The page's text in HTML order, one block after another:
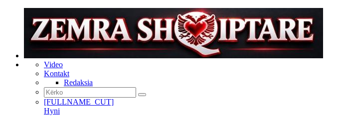
Video
Kontakt
Redaksia
[FULLNAME_CUT]
Hyni